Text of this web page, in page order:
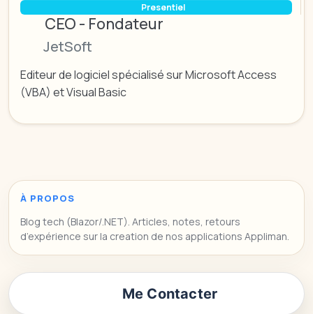
Presentiel
CEO - Fondateur
JetSoft
Editeur de logiciel spécialisé sur Microsoft Access
(VBA) et Visual Basic
À PROPOS
Blog tech (Blazor/.NET). Articles, notes, retours
d’expérience sur la creation de nos applications Appliman.
Me Contacter